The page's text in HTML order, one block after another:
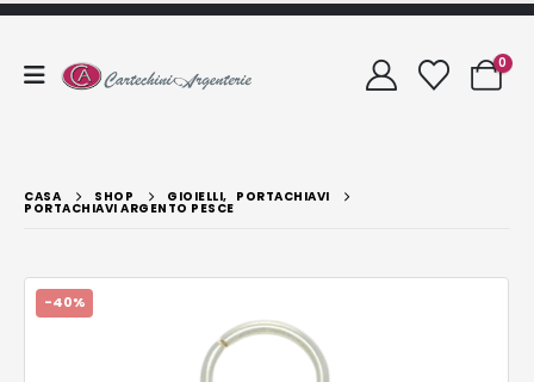
0
CASA SHOP GIOIELLI, PORTACHIAVI
PORTACHIAVI ARGENTO PESCE
-40%